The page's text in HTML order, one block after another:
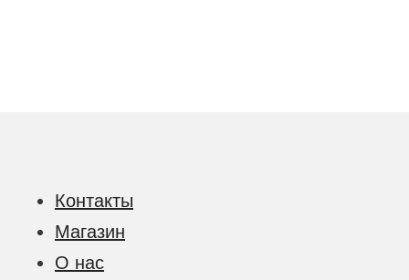
Контакты
Магазин
О нас